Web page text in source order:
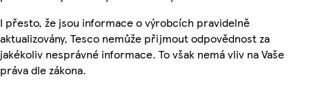
I přesto, že jsou informace o výrobcích pravidelně
aktualizovány, Tesco nemůže přijmout odpovědnost za
jakékoliv nesprávné informace. To však nemá vliv na Vaše
práva dle zákona.